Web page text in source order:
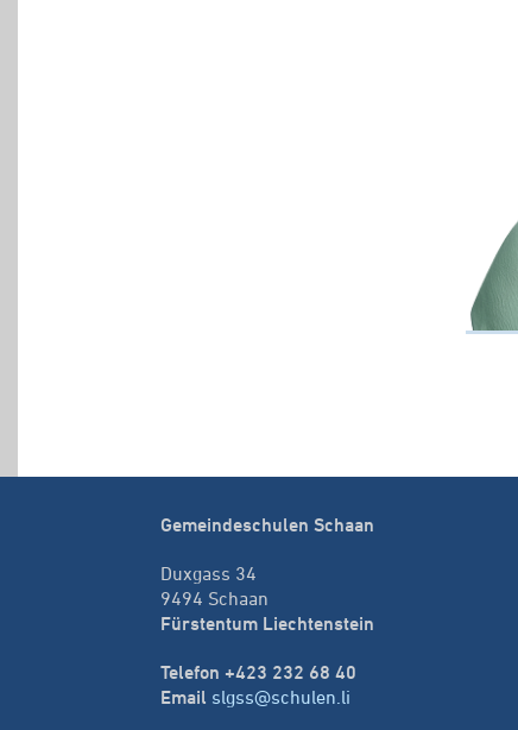
Gemeindeschulen Schaan
Duxgass 34
9494 Schaan
Fürstentum Liechtenstein
Telefon +423 232 68 40
Email slgss@schulen.li